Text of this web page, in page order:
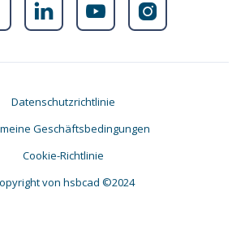
  
Datenschutzrichtlinie
Geschäftsbedingungen
Cookie-Richtlinie
von hsbcad ©2024